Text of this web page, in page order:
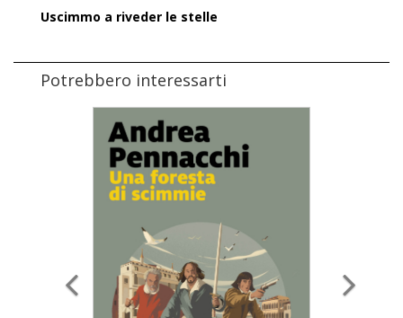
Uscimmo a riveder le stelle
Potrebbero interessarti